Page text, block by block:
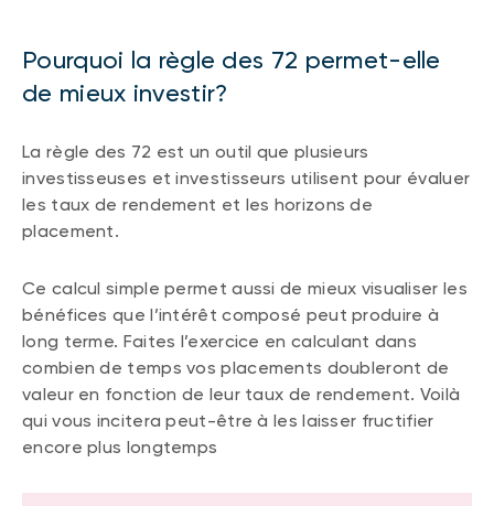
Pourquoi la règle des 72 permet-elle
de mieux investir?
La règle des 72 est un outil que plusieurs
investisseuses et investisseurs utilisent pour évaluer
les taux de rendement et les horizons de
placement.
Ce calcul simple permet aussi de mieux visualiser les
bénéfices que l’intérêt composé peut produire à
long terme. Faites l’exercice en calculant dans
combien de temps vos placements doubleront de
valeur en fonction de leur taux de rendement. Voilà
qui vous incitera peut-être à les laisser fructifier
encore plus longtemps